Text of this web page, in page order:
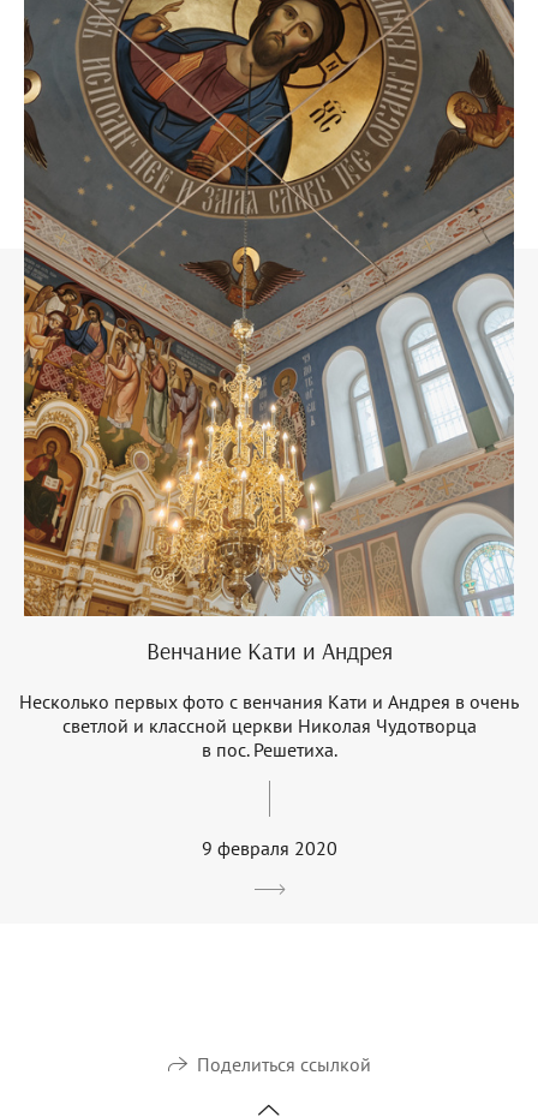
Венчание Кати и Андрея
Несколько первых фото с венчания Кати и Андрея в очень
светлой и классной церкви Николая Чудотворца
в пос. Решетиха.
9 февраля 2020
Поделиться ссылкой